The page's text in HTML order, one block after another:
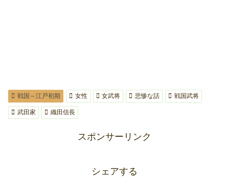
戦国～江戸初期 女性 女武将 悲惨な話 戦国武将
武田家 織田信長
スポンサーリンク
シェアする